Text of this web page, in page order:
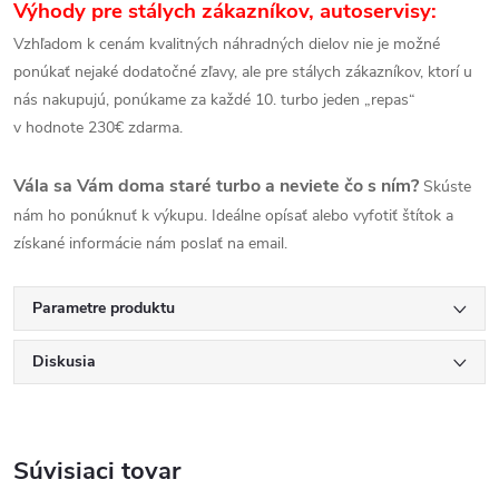
Výhody pre stálych zákazníkov, autoservisy:
Vzhľadom k cenám kvalitných náhradných dielov nie je možné
ponúkať nejaké dodatočné zľavy, ale pre stálych zákazníkov, ktorí u
nás nakupujú, ponúkame za každé 10. turbo jeden „repas“
v hodnote 230€ zdarma.
Vála sa Vám doma staré turbo a neviete čo s ním? Skúste
nám ho ponúknuť k výkupu. Ideálne opísať alebo vyfotiť štítok a
získané informácie nám poslať na email.
Parametre produktu
Diskusia
Súvisiaci tovar